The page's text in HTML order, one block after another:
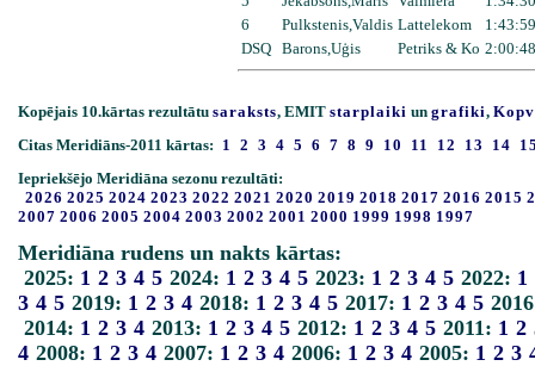
6
Pulkstenis,Valdis Lattelekom
DSQ
Barons,Uģis Petriks & Ko
Kopējais 10.kārtas rezultātu saraksts, EMIT starplaiki un grafiki,
Citas Meridiāns-2011 kārtas: 1 2 3 4 5 6 7 8 9 10 11 12 13 14
Iepriekšējo Meridiāna sezonu rezultāti:
2026 2025 2024 2023 2022 2021 2020 2019 2018 2017 2016 2015
2007 2006 2005 2004 2003 2002 2001 2000 1999 1998 1997
Meridiāna rudens un nakts kārtas:
2025: 1 2 3 4 5 2024: 1 2 3 4 5 2023: 1 2 3 4 5 2022: 1
3 4 5 2019: 1 2 3 4 2018: 1 2 3 4 5 2017: 1 2 3 4 5
2014: 1 2 3 4 2013: 1 2 3 4 5 2012: 1 2 3 4 5 2011: 1 2
4 2008: 1 2 3 4 2007: 1 2 3 4 2006: 1 2 3 4 2005: 1 2 3